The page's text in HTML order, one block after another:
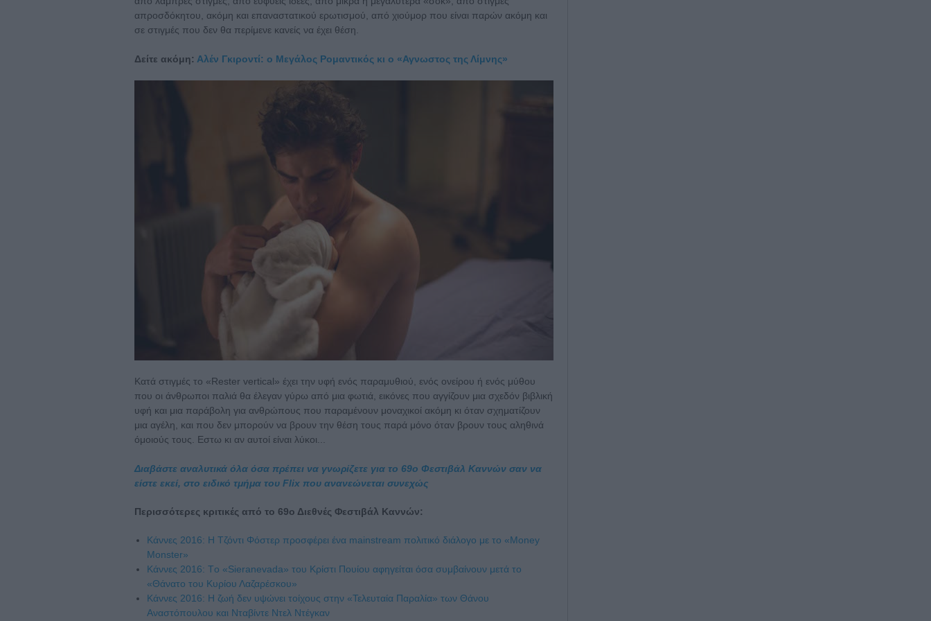
απροσδόκητου, ακόμη και επαναστατικού ερωτισμού, από χιούμορ που είναι παρών ακόμη και
σε στιγμές που δεν θα περίμενε κανείς να έχει θέση.
Δείτε ακόμη: Αλέν Γκιροντί: ο Μεγάλος Ρομαντικός κι ο «Αγνωστος της Λίμνης»
Κατά στιγμές το «Rester vertical» έχει την υφή ενός παραμυθιού, ενός ονείρου ή ενός μύθου
που οι άνθρωποι παλιά θα έλεγαν γύρω από μια φωτιά, εικόνες που αγγίζουν μια σχεδόν βιβλική
υφή και μια παράβολη για ανθρώπους που παραμένουν μοναχικοί ακόμη κι όταν σχηματίζουν
μια αγέλη, και που δεν μπορούν να βρουν την θέση τους παρά μόνο όταν βρουν τους αληθινά
όμοιούς τους. Εστω κι αν αυτοί είναι λύκοι...
Διαβάστε αναλυτικά όλα όσα πρέπει να γνωρίζετε για το 69ο Φεστιβάλ Καννών σαν να
είστε εκεί, στο ειδικό τμήμα του Flix που ανανεώνεται συνεχώς
Περισσότερες κριτικές από το 69ο Διεθνές Φεστιβάλ Καννών:
Κάννες 2016: Η Τζόντι Φόστερ προσφέρει ένα mainstream πολιτικό διάλογο με το «Money
Monster»
Κάννες 2016: Tο «Sieranevada» του Κρίστι Πουίου αφηγείται όσα συμβαίνουν μετά το
«Θάνατο του Κυρίου Λαζαρέσκου»
Κάννες 2016: Η ζωή δεν υψώνει τοίχους στην «Τελευταία Παραλία» των Θάνου
Αναστόπουλου και Νταβίντε Ντελ Ντέγκαν